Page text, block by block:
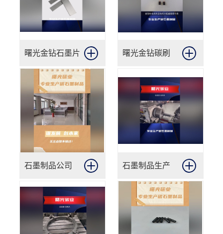
曙光金钻石墨片 曙光金钻碳刷
石墨制品公司 石墨制品生产